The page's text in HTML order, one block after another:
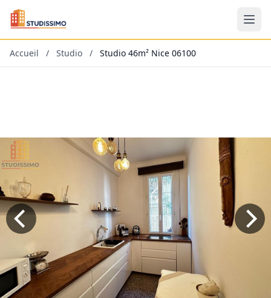
Accueil / Studio / Studio 46m² Nice 06100